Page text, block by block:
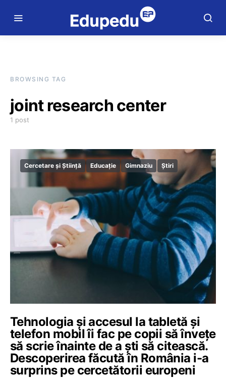
BROWSING TAG
joint research center
1 post
Cercetare și Știință Educație Gimnaziu Știri
Tehnologia și accesul la tabletă și
telefon mobil îi fac pe copii să învețe
să scrie înainte de a ști să citească.
Descoperirea făcută în România i-a
surprins pe cercetătorii europeni